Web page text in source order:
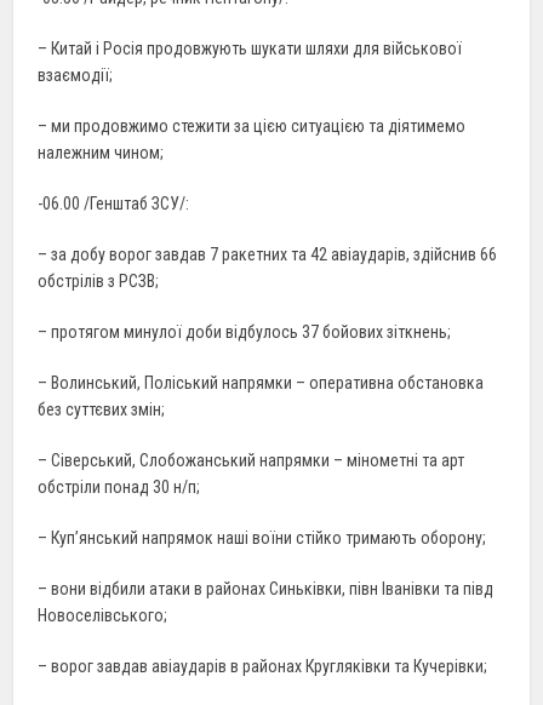
– Китай і Росія продовжують шукати шляхи для військової
взаємодії;
– ми продовжимо стежити за цією ситуацією та діятимемо
належним чином;
-06.00 /Генштаб ЗСУ/:
– за добу ворог завдав 7 ракетних та 42 авіаударів, здійснив 66
обстрілів з РСЗВ;
– протягом минулої доби відбулось 37 бойових зіткнень;
– Волинський, Поліський напрямки – оперативна обстановка
без суттєвих змін;
– Сіверський, Слобожанський напрямки – мінометні та арт
обстріли понад 30 н/п;
– Куп’янський напрямок наші воїни стійко тримають оборону;
– вони відбили атаки в районах Синьківки, півн Іванівки та півд
Новоселівського;
– ворог завдав авіаударів в районах Кругляківки та Кучерівки;